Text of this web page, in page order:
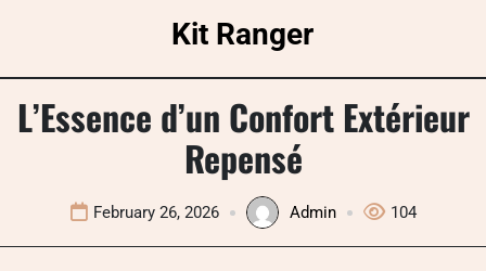
Kit Ranger
L’Essence d’un Confort Extérieur
Repensé
February 26, 2026 Admin 104